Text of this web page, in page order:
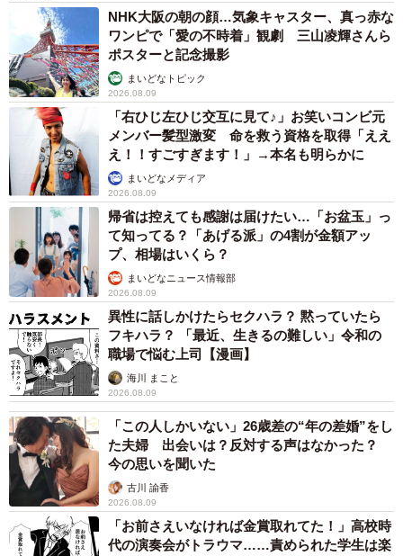
5/5
良い笑顔！（画像提供：柴犬たけちよさん）
NHK大阪の朝の顔…気象キャスター、真っ赤な
ワンピで「愛の不時着」観劇 三山凌輝さんら
ポスターと記念撮影
まいどなトピック
2026.08.09
「右ひじ左ひじ交互に見て♪」お笑いコンビ元
メンバー髪型激変 命を救う資格を取得「ええ
え！！すごすぎます！」→本名も明らかに
まいどなメディア
2026.08.09
帰省は控えても感謝は届けたい…「お盆玉」っ
て知ってる？「あげる派」の4割が金額アッ
プ、相場はいくら？
まいどなニュース情報部
2026.08.09
異性に話しかけたらセクハラ？ 黙っていたら
フキハラ？ 「最近、生きるの難しい」令和の
職場で悩む上司【漫画】
海川 まこと
2026.08.09
「この人しかいない」26歳差の“年の差婚”をし
た夫婦 出会いは？反対する声はなかった？
今の思いを聞いた
古川 諭香
2026.08.09
「お前さえいなければ金賞取れてた！」高校時
代の演奏会がトラウマ……責められた学生は楽